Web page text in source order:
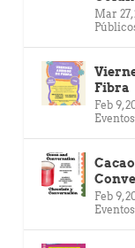
Mar 27,
Fibra
Feb 9,
Eventos
Feb 9,
Eventos